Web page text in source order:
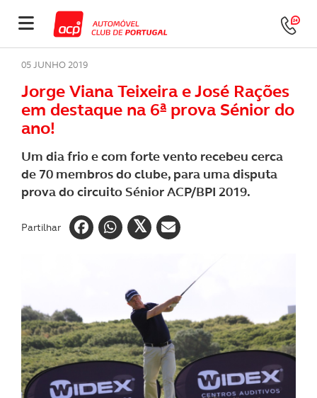
05 JUNHO 2019
Jorge Viana Teixeira e José Rações
em destaque na 6ª prova Sénior do
ano!
Um dia frio e com forte vento recebeu cerca
de 70 membros do clube, para uma disputa
prova do circuito Sénior ACP/BPI 2019.
Partilhar